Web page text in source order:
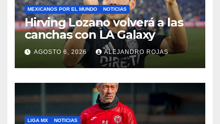
MEXICANOS POR EL MUNDO NOTICIAS
Hirving Lozano volverá a las
canchas con LA Galaxy
AGOSTO 6, 2026 ALEJANDRO ROJAS
LIGA MX NOTICIAS